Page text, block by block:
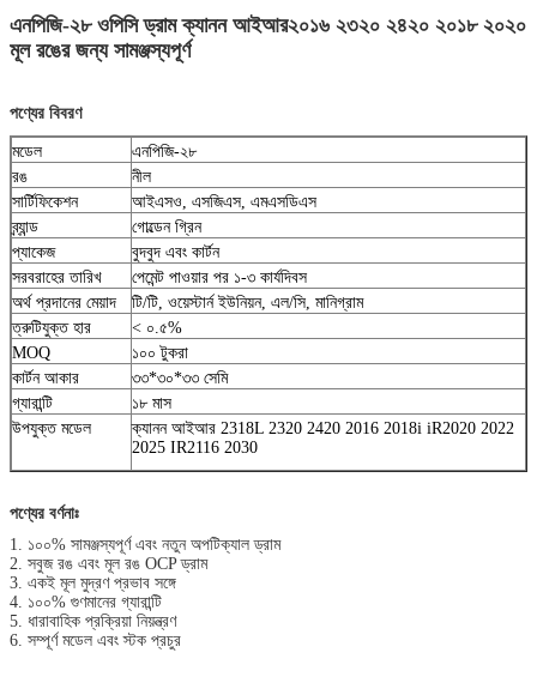
এনপিজি-২৮ ওপিসি ড্রাম ক্যানন আইআর২০১৬ ২৩২০ ২৪২০ ২০১৮ ২০২০
মূল রঙের জন্য সামঞ্জস্যপূর্ণ
পণ্যের বিবরণ
মডেল
এনপিজি-২৮
রঙ
নীল
সার্টিফিকেশন
আইএসও, এসজিএস, এমএসডিএস
ব্র্যান্ড
গোল্ডেন গ্রিন
প্যাকেজ
বুদবুদ এবং কার্টন
সরবরাহের তারিখ
পেমেন্ট পাওয়ার পর ১-৩ কার্যদিবস
অর্থ প্রদানের মেয়াদ
টি/টি, ওয়েস্টার্ন ইউনিয়ন, এল/সি, মানিগ্রাম
ত্রুটিযুক্ত হার
< ০.৫%
MOQ
১০০ টুকরা
কার্টন আকার
৩৩*৩০*৩৩ সেমি
গ্যারান্টি
১৮ মাস
উপযুক্ত মডেল
ক্যানন আইআর 2318L 2320 2420 2016 2018i iR2020 2022
2025 IR2116 2030
পণ্যের বর্ণনাঃ
1. ১০০% সামঞ্জস্যপূর্ণ এবং নতুন অপটিক্যাল ড্রাম
2. সবুজ রঙ এবং মূল রঙ OCP ড্রাম
3. একই মূল মুদ্রণ প্রভাব সঙ্গে
4. ১০০% গুণমানের গ্যারান্টি
5. ধারাবাহিক প্রক্রিয়া নিয়ন্ত্রণ
6. সম্পূর্ণ মডেল এবং স্টক প্রচুর